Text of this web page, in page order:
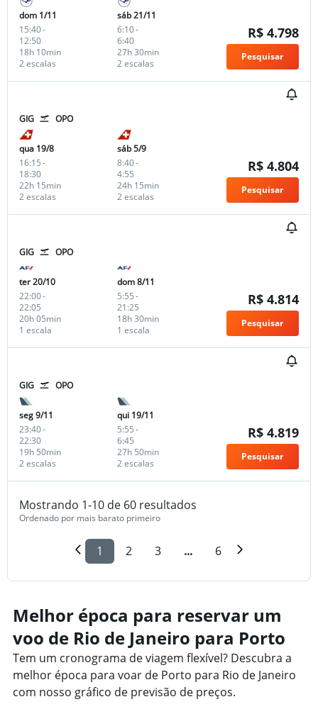
dom 1/11
15:40-
12:50
2 escalas
18h 10min
sáb 21/11
6:10-
6:40
2 escalas
27h 30min
R$ 4.798
Pesquisar
GIG OPO
qua 19/8
16:15-
18:30
2 escalas
22h 15min
sáb 5/9
8:40-
4:55
2 escalas
24h 15min
R$ 4.804
Pesquisar
GIG OPO
ter 20/10
22:00-
22:05
1 escala
20h 05min
dom 8/11
5:55-
21:25
1 escala
18h 30min
R$ 4.814
Pesquisar
GIG OPO
seg 9/11
23:40-
22:30
2 escalas
19h 50min
qui 19/11
5:55-
6:45
2 escalas
27h 50min
R$ 4.819
Pesquisar
Mostrando 1-10 de 60 resultados
Ordenado por mais barato primeiro
1 2 3 ... 6
Melhor época para reservar um
voo de Rio de Janeiro para Porto
Tem um cronograma de viagem flexível? Descubra a
melhor época para voar de Porto para Rio de Janeiro
com nosso gráfico de previsão de preços.